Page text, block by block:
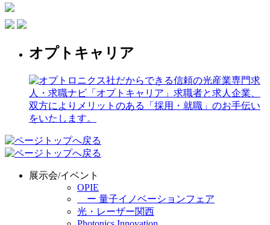
オプトキャリア
展示会/イベント
OPIE
ー 量子イノベーションフェア
光・レーザー関西